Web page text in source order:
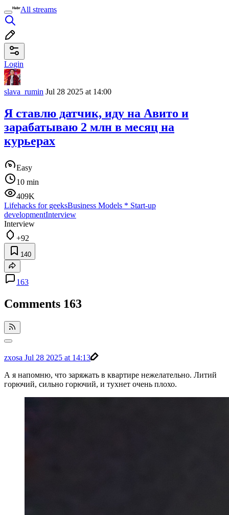
All streams
Login
slava_rumin Jul 28 2025 at 14:00
Я ставлю датчик, иду на Авито и
зарабатываю 2 млн в месяц на
курьерах
Easy
10 min
409K
Lifehacks for geeksBusiness Models * Start-up
developmentInterview
Interview
+92
140
163
Comments 163
zxosa Jul 28 2025 at 14:13
А я напомню, что заряжать в квартире нежелательно. Литий
горючий, сильно горючий, и тухнет очень плохо.